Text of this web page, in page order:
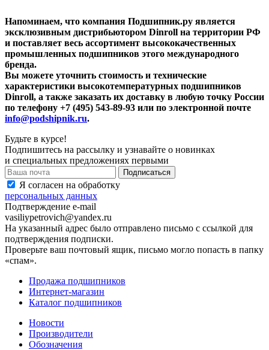
Напоминаем, что компания Подшипник.ру является
эксклюзивным дистрибьютором Dinroll на территории РФ
и поставляет весь ассортимент высококачественных
промышленных подшипников этого международного
бренда.
Вы можете уточнить стоимость и технические
характеристики высокотемпературных подшипников
Dinroll, а также заказать их доставку в любую точку России
по телефону +7 (495) 543-89-93 или по электронной почте
info@podshipnik.ru.
Будьте в курсе!
Подпишитесь на рассылку и узнавайте о новинках
и специальных предложениях первыми
Я согласен на обработку
персональных данных
Подтверждение e-mail
vasiliypetrovich@yandex.ru
На указанный адрес было отправлено письмо с ссылкой для
подтверждения подписки.
Проверьте ваш почтовый ящик, письмо могло попасть в папку
«спам».
Продажа подшипников
Интернет-магазин
Каталог подшипников
Новости
Производители
Обозначения